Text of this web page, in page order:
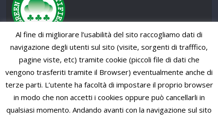
Copyright © 2026SUP News Magazine. All rights reserved.
Al fine di migliorare l’usabilità del sito raccogliamo dati di
navigazione degli utenti sul sito (visite, sorgenti di trafffico,
pagine viste, etc) tramite cookie (piccoli file di dati che
vengono trasferiti tramite il Browser) eventualmente anche di
terze parti. L’utente ha facoltà di impostare il proprio browser
in modo che non accetti i cookies oppure può cancellarli in
qualsiasi momento. Andando avanti con la navigazione sul sito